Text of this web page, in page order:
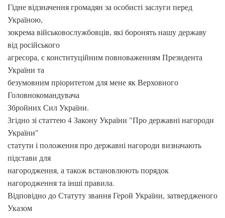
Гідне відзначення громадян за особисті заслуги перед
Україною,
зокрема військовослужбовців, які боронять нашу державу
від російського
агресора, є конституційним повноваженням Президента
України та
безумовним пріоритетом для мене як Верховного
Головнокомандувача
Збройних Сил України.
Згідно зі статтею 4 Закону України "Про державні нагороди
України"
статути і положення про державні нагороди визначають
підстави для
нагородження, а також встановлюють порядок
нагородження та інші правила.
Відповідно до Статуту звання Герой України, затвердженого
Указом